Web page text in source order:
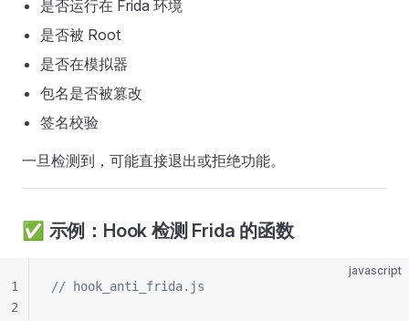
是否运行在 Frida 环境
是否被 Root
是否在模拟器
包名是否被篡改
签名校验
一旦检测到，可能直接退出或拒绝功能。
✅ 示例：Hook 检测 Frida 的函数
javascript
// hook_anti_frida.js
1
2